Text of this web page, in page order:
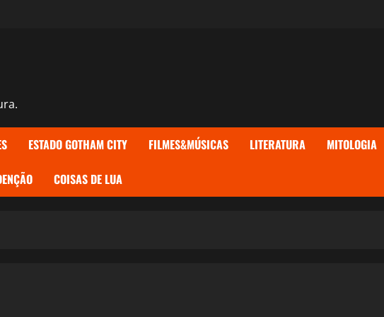
ESTADO GOTHAM CITY FILMES&MÚSICAS LITERATURA MITOLOGIA
COISAS DE LUA